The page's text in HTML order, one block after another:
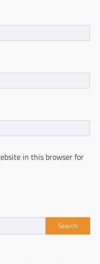
in this browser for
Search